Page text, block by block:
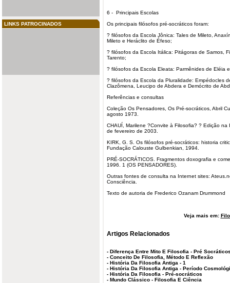
LINKS PATROCINADOS
6 - Principais Escolas
Os principais filósofos pré-socráticos foram:
? filósofos da Escola Jônica: Tales de Mileto,
Mileto e Heráclito de Éfeso;
? filósofos da Escola Itálica: Pitágoras de Samos,
Tarento;
? filósofos da Escola Eleata: Parmênides de Eléia
? filósofos da Escola da Pluralidade: Empédocles
Clazômena, Leucipo de Abdera e Demócrito de
Referências e consultas
Coleção Os Pensadores, Os Pré-socráticos, Abril
agosto 1973.
CHAUÍ, Marilene ?Convite à Filosofia? ? Edição
de fevereiro de 2003.
KIRK, G. S. Os filósofos pré-socráticos: historia
Fundação Calouste Gulbenkian, 1994.
PRÉ-SOCRÁTICOS. Fragmentos doxografia e
1996. 1 (OS PENSADORES).
Outras fontes de consulta na Internet sites:
Consciência.
Texto de autoria de Frederico Ozanam Drummond
Veja mais em:
Artigos Relacionados
- Diferença Entre Mito E Filosofia - Pré
- Conceito De Filosofia, Método E Reflexão
- História Da Filosofia Antiga - 1
- História Da Filosofia Antiga - Período
- História Da Filosofia - Pré-socráticos
- Mundo Clássico - Filosofia E Ciência